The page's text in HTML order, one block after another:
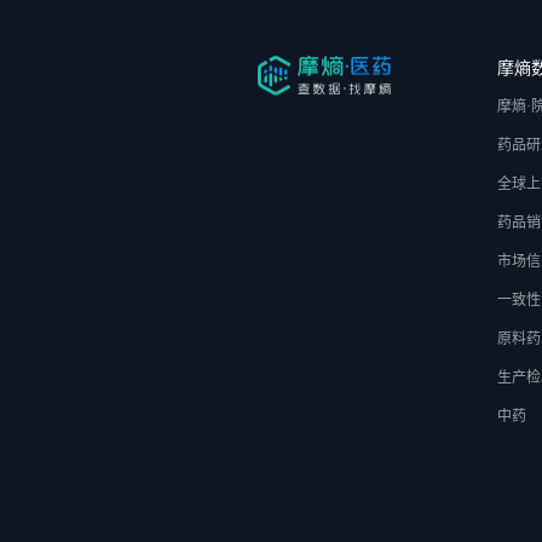
摩熵
摩熵·
药品
全球
药品
市场
一致
原料药
生产
中药